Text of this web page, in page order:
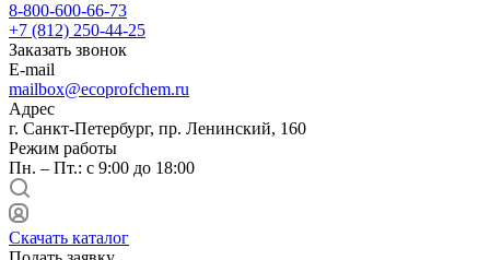
8-800-600-66-73
+7 (812) 250-44-25
Заказать звонок
E-mail
mailbox@ecoprofchem.ru
Адрес
г. Санкт-Петербург, пр. Ленинский, 160
Режим работы
Пн. – Пт.: с 9:00 до 18:00
Скачать каталог